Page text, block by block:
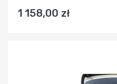
1 158,00 zł